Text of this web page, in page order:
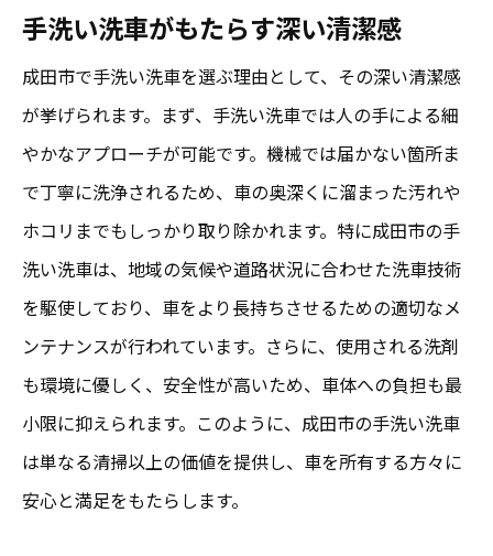
地域密着型の手洗い洗車の魅力を探る
手洗い洗車が成田市で選ばれる理由
成田市民に愛される手洗い洗車の信頼性
環境に優しい手洗い洗車のアプローチ
成田市での手洗い洗車人気の秘密
手洗い洗車がもたらす安心感
成田市内の手洗い洗車サービスの豊富さ
手洗い洗車による塗装保護の恩恵
成田市の手洗い洗車で感じる新たな車輛価
値
手洗い洗車がもたらす深い清潔感
成田市で手洗い洗車を選ぶ理由として、その深い清潔感
が挙げられます。まず、手洗い洗車では人の手による細
やかなアプローチが可能です。機械では届かない箇所ま
で丁寧に洗浄されるため、車の奥深くに溜まった汚れや
ホコリまでもしっかり取り除かれます。特に成田市の手
洗い洗車は、地域の気候や道路状況に合わせた洗車技術
を駆使しており、車をより長持ちさせるための適切なメ
ンテナンスが行われています。さらに、使用される洗剤
も環境に優しく、安全性が高いため、車体への負担も最
小限に抑えられます。このように、成田市の手洗い洗車
は単なる清掃以上の価値を提供し、車を所有する方々に
安心と満足をもたらします。